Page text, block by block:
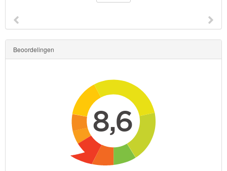
Beoordelingen